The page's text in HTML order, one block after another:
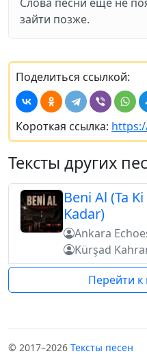
зайти позже.
Поделиться ссылкой:
Короткая ссылка:
Тексты других
Beni Al (Ta
Kadar)
Ankara
Kürşad
Перейти
© 2017–2026 Тексты песен